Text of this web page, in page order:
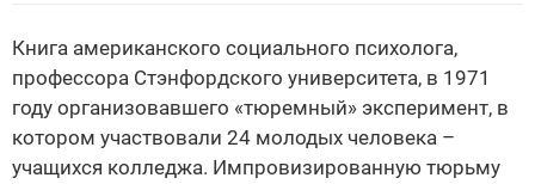
Книга американского социального психолога,
профессора Стэнфордского университета, в 1971
году организовавшего «тюремный» эксперимент, в
котором участвовали 24 молодых человека –
учащихся колледжа. Импровизированную тюрьму